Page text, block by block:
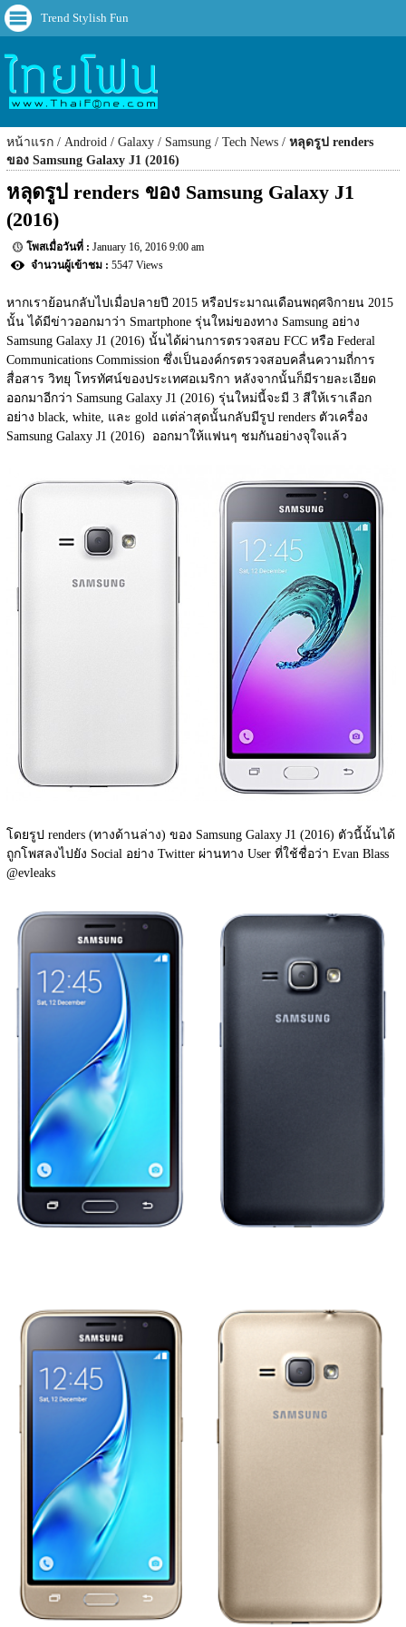
Trend Stylish Fun
หน้าแรก Android Galaxy Samsung Tech News
หลุดรูป renders
ของ Samsung Galaxy J1 (2016)
หลุดรูป renders ของ Samsung Galaxy J1
(2016)
January 16, 2016 9:00 am
5547 Views
หากเราย้อนกลับไปเมื่อปลายปี 2015 หรือประมาณเดือนพฤศจิกายน 2015
นั้น ได้มีข่าวออกมาว่า Smartphone รุ่นใหม่ของทาง Samsung อย่าง
Samsung Galaxy J1 (2016) นั้นได้ผ่านการตรวจสอบ FCC หรือ Federal
Communications Commission ซึ่งเป็นองค์กรตรวจสอบคลื่นความถี่การ
สื่อสาร วิทยุ โทรทัศน์ของประเทศอเมริกา หลังจากนั้นก็มีรายละเอียด
ออกมาอีกว่า Samsung Galaxy J1 (2016) รุ่นใหม่นี้จะมี 3 สีให้เราเลือก
อย่าง black, white, และ gold แต่ล่าสุดนั้นกลับมีรูป renders ตัวเครื่อง
Samsung Galaxy J1 (2016)  ออกมาให้แฟนๆ ชมกันอย่างจุใจแล้ว
โดยรูป renders (ทางด้านล่าง) ของ Samsung Galaxy J1 (2016) ตัวนี้นั้นได้
ถูกโพสลงไปยัง Social อย่าง Twitter ผ่านทาง User ที่ใช้ชื่อว่า Evan Blass
@evleaks